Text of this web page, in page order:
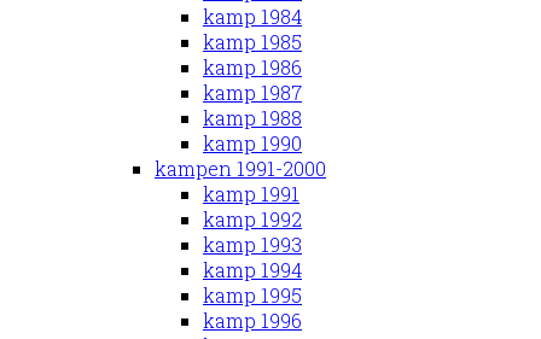
kamp 1984
kamp 1985
kamp 1986
kamp 1987
kamp 1988
kamp 1990
kampen 1991-2000
kamp 1991
kamp 1992
kamp 1993
kamp 1994
kamp 1995
kamp 1996